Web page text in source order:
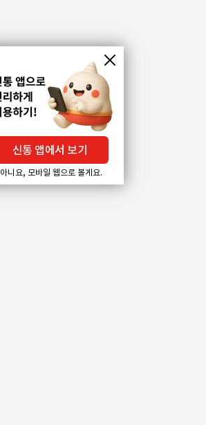
신통 앱에서 보기
아니요, 모바일 웹으로 볼게요.